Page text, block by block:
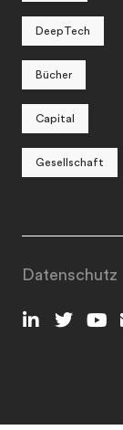
DeepTech
Bücher
Capital
Gesellschaft
Datenschutz